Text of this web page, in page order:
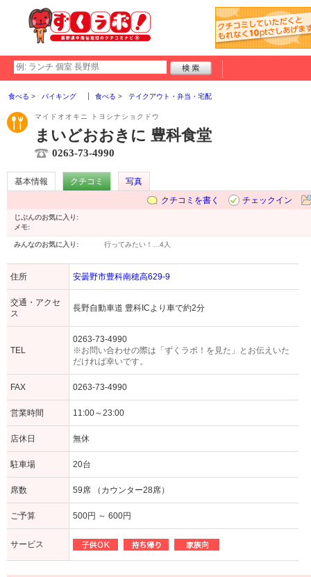
食べる バイキング 食べる テイクアウト・弁当・宅配
マイドオオキニ トヨシナショクドウ
まいどおおきに 豊科食堂
0263-73-4990
基本情報 クチコミ
写真
クチコミを書く
チェックイン
じぶんのお気に入り:
メモ:
みんなのお気に入り: 行ってみたい！… 4人
住所 安曇野市豊科南穂高629-9
交通・アクセ
ス
長野自動車道 豊科ICより車で約2分
TEL
0263-73-4990
※お問い合わせの際は「ずくラボ！を見た」とお伝えいた
だければ幸いです。
FAX 0263-73-4990
営業時間 11:00～23:00
店休日 無休
駐車場 20台
席数 59席 （カウンター28席）
ご予算 500円 ～ 600円
サービス